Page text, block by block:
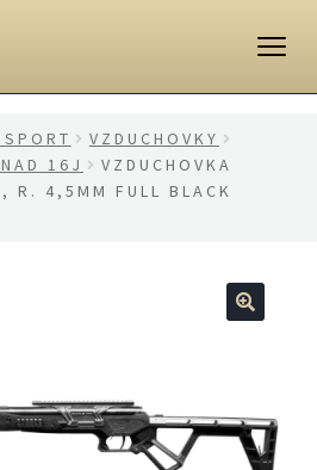
VZDUCHOVKY
16J
VZDUCHOVKA
R. 4,5MM FULL BLACK